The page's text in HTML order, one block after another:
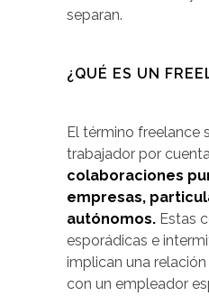
separan.
¿QUÉ ES UN
El término freelance
trabajador por
colaboraciones
empresas,
autónomos. Estas
esporádicas e
implican una
con un empleador